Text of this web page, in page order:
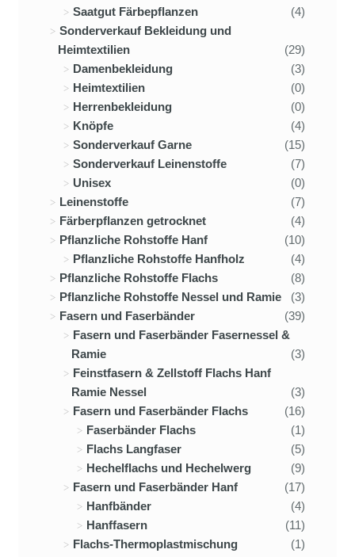
Saatgut Färbepflanzen
(4)
Sonderverkauf Bekleidung und
Heimtextilien
(29)
Damenbekleidung
(3)
Heimtextilien
(0)
Herrenbekleidung
(0)
Knöpfe
(4)
Sonderverkauf Garne
(15)
Sonderverkauf Leinenstoffe
(7)
Unisex
(0)
Leinenstoffe
(7)
Färberpflanzen getrocknet
(4)
Pflanzliche Rohstoffe Hanf
(10)
Pflanzliche Rohstoffe Hanfholz
(4)
Pflanzliche Rohstoffe Flachs
(8)
Pflanzliche Rohstoffe Nessel und Ramie
(3)
Fasern und Faserbänder
(39)
Fasern und Faserbänder Fasernessel &
Ramie
(3)
Feinstfasern & Zellstoff Flachs Hanf
Ramie Nessel
(3)
Fasern und Faserbänder Flachs
(16)
Faserbänder Flachs
(1)
Flachs Langfaser
(5)
Hechelflachs und Hechelwerg
(9)
Fasern und Faserbänder Hanf
(17)
Hanfbänder
(4)
Hanffasern
(11)
Flachs-Thermoplastmischung
(1)